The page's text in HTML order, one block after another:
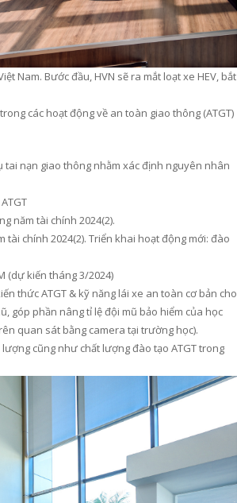
Nam. Bước đầu, HVN sẽ ra mắt loạt xe HEV, bắt
các hoạt động về an toàn giao thông (ATGT)
tai nạn giao thông nhằm xác định nguyên nhân
năm tài chính 2024(2).
tài chính 2024(2). Triển khai hoạt động mới: đào
(dự kiến tháng 3/2024)
thức ATGT & kỹ năng lái xe an toàn cơ bản cho
góp phần nâng tỉ lệ đội mũ bảo hiểm của học
quan sát bằng camera tại trường học).
lượng cũng như chất lượng đào tạo ATGT trong